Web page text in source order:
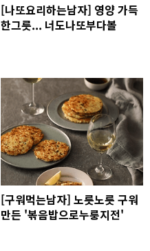
[나또요리하는남자] 영양 가득
한그릇... 너도나또부다볼
[구워먹는남자] 노릇노릇 구워
만든 '볶음밥으로누룽지전'